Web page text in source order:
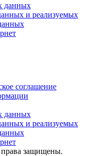
данных
и реализуемых
соглашение
данных
и реализуемых
защищены.